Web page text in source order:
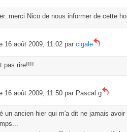
Nico de nous informer de cette
16 août 2009, 11:02 par cigale
pas rire!!!!
16 août 2009, 11:50 par Pascal g
un ancien hier qui m'a dit ne jamais